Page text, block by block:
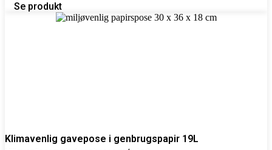
Se produkt
Klimavenlig gavepose i genbrugspapir 19L